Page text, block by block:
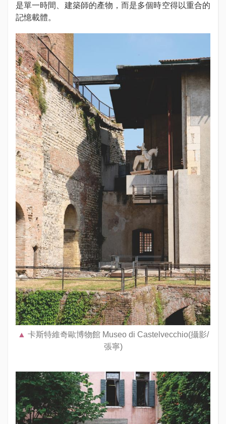
是單一時間、建築師的產物，而是多個時空得以重合的
記憶載體。
卡斯特維奇歐博物館 Museo di Castelvecchio(攝影/
張寧)